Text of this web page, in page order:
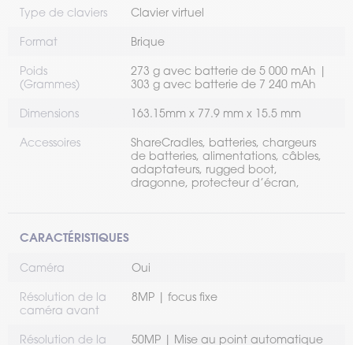
Type de claviers Clavier virtuel
Format Brique
Poids
(Grammes)
273 g avec batterie de 5 000 mAh |
303 g avec batterie de 7 240 mAh
Dimensions 163.15mm x 77.9 mm x 15.5 mm
Accessoires
ShareCradles, batteries, chargeurs
de batteries, alimentations, câbles,
adaptateurs, rugged boot,
dragonne, protecteur d’écran,
CARACTÉRISTIQUES
Caméra Oui
Résolution de la
caméra avant
8MP | focus fixe
Résolution de la 50MP | Mise au point automatique